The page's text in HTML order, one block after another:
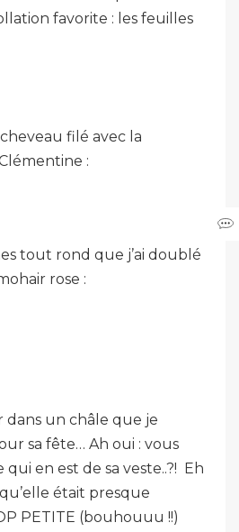
favorite : les feuilles
filé avec la
:
tout rond que j’ai doublé
rose :
dans un châle que je
sa fête… Ah oui : vous
en est de sa veste..?! Eh
était presque
PETITE (bouhouuu !!)